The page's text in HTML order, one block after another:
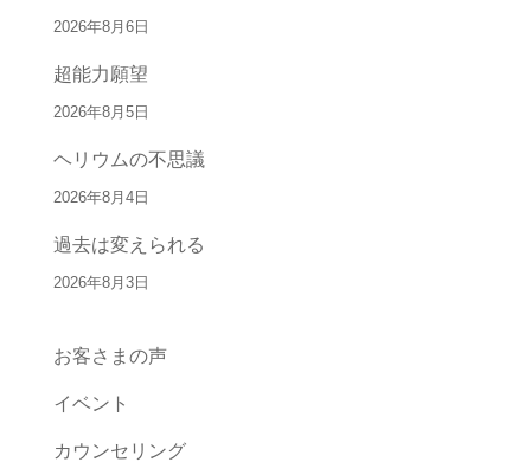
2026年8月6日
超能力願望
2026年8月5日
ヘリウムの不思議
2026年8月4日
過去は変えられる
2026年8月3日
お客さまの声
イベント
カウンセリング